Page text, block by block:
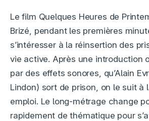
Le film Quelques Heures de
Brizé, pendant les premières
s’intéresser à la réinsertion des
vie active. Après une introduction
par des effets sonores, qu’Alain
Lindon) sort de prison, on le suit à
emploi. Le long-métrage change
rapidement de thématique pour